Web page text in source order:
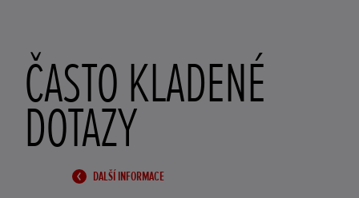
ČASTO KLADENÉ
DOTAZY
DALŠÍ INFORMACE